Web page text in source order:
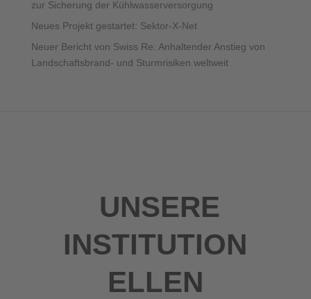
zur Sicherung der Kühlwasserversorgung
Neues Projekt gestartet: Sektor-X-Net
Neuer Bericht von Swiss Re: Anhaltender Anstieg von
Landschaftsbrand- und Sturmrisiken weltweit
UNSERE
INSTITUTION
ELLEN